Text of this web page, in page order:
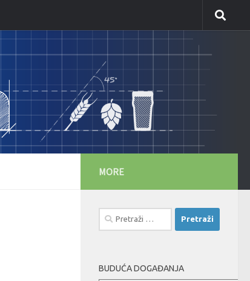
MORE
Pretraži:
BUDUĆA DOGAĐANJA